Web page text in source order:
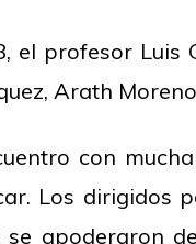
el profesor Luis
Arath
con
Los dirigidos
se apoderaron